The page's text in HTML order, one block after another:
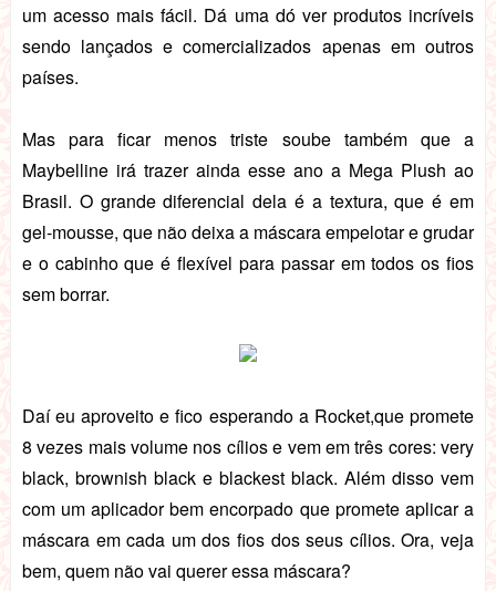
um acesso mais fácil. Dá uma dó ver produtos incríveis
sendo lançados e comercializados apenas em outros
países.
Mas para ficar menos triste soube também que a
Maybelline irá trazer ainda esse ano a Mega Plush ao
Brasil. Ogrande diferencial dela é a textura, que é em
gel-mousse, que não deixa a máscara empelotar e grudar
e o cabinho que é flexível para passar em todos os fios
sem borrar.
Daí eu aproveito e fico esperando a Rocket,que promete
8 vezes mais volume nos cílios e vem em três cores: very
black, brownish black e blackest black. Além disso vem
com um aplicador bem encorpado que promete aplicar a
máscara em cada um dos fios dos seus cílios. Ora, veja
bem, quem não vai querer essa máscara?